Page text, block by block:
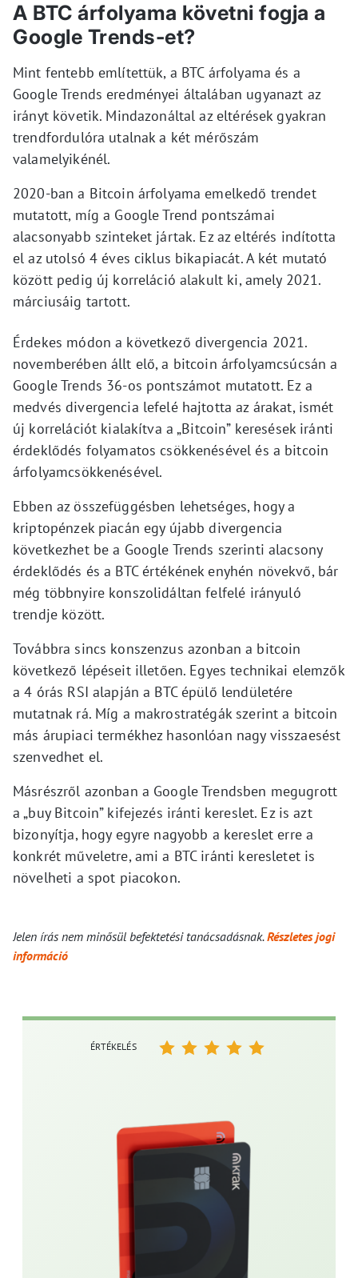
A BTC árfolyama követni fogja a
Google Trends-et?
Mint fentebb említettük, a BTC árfolyama és a
Google Trends eredményei általában ugyanazt az
irányt követik. Mindazonáltal az eltérések gyakran
trendfordulóra utalnak a két mérőszám
valamelyikénél.
2020-ban a Bitcoin árfolyama emelkedő trendet
mutatott, míg a Google Trend pontszámai
alacsonyabb szinteket jártak. Ez az eltérés indította
el az utolsó 4 éves ciklus bikapiacát. A két mutató
között pedig új korreláció alakult ki, amely 2021.
márciusáig tartott.
Érdekes módon a következő divergencia 2021.
novemberében állt elő, a bitcoin árfolyamcsúcsán a
Google Trends 36-os pontszámot mutatott. Ez a
medvés divergencia lefelé hajtotta az árakat, ismét
új korrelációt kialakítva a „Bitcoin” keresések iránti
érdeklődés folyamatos csökkenésével és a bitcoin
árfolyamcsökkenésével.
Ebben az összefüggésben lehetséges, hogy a
kriptopénzek piacán egy újabb divergencia
következhet be a Google Trends szerinti alacsony
érdeklődés és a BTC értékének enyhén növekvő, bár
még többnyire konszolidáltan felfelé irányuló
trendje között.
Továbbra sincs konszenzus azonban a bitcoin
következő lépéseit illetően. Egyes technikai elemzők
a 4 órás RSI alapján a BTC épülő lendületére
mutatnak rá. Míg a makrostratégák szerint a bitcoin
más árupiaci termékhez hasonlóan nagy visszaesést
szenvedhet el.
Másrészről azonban a Google Trendsben megugrott
a „buy Bitcoin” kifejezés iránti kereslet. Ez is azt
bizonyítja, hogy egyre nagyobb a kereslet erre a
konkrét műveletre, ami a BTC iránti keresletet is
növelheti a spot piacokon.
Jelen írás nem minősül befektetési tanácsadásnak.Részletes jogi
információ
ÉRTÉKELÉS